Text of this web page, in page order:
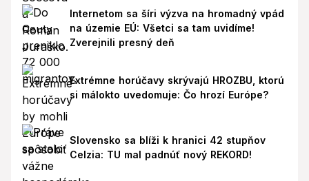
Internetom sa šíri výzva na hromadný vpád
na územie EÚ: Všetci sa tam uvidíme!
Zverejnili presný deň
Extrémne horúčavy skrývajú HROZBU, ktorú
si málokto uvedomuje: Čo hrozí Európe?
Slovensko sa blíži k hranici 42 stupňov
Celzia: TU mal padnúť nový REKORD!